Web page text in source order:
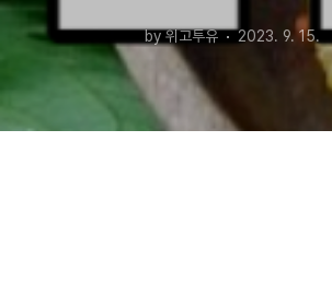
by 위고투유 2023. 9. 15.